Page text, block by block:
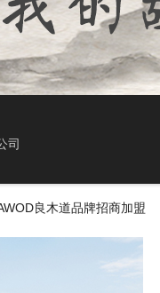
司
良木道品牌招商加盟